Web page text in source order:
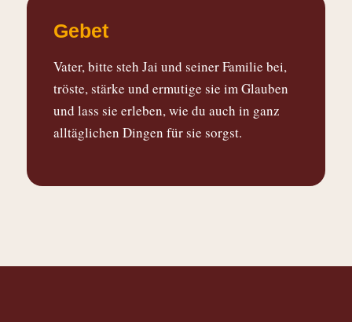
Gebet
Vater, bitte steh Jai und seiner Familie bei,
tröste, stärke und ermutige sie im Glauben
und lass sie erleben, wie du auch in ganz
alltäglichen Dingen für sie sorgst.